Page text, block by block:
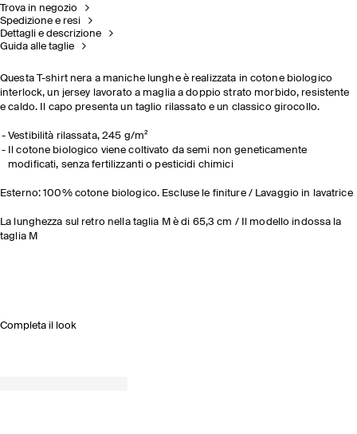
Trova in negozio
Spedizione e resi
Dettagli e descrizione
Guida alle taglie
Questa T-shirt nera a maniche lunghe è realizzata in cotone biologico
interlock, un jersey lavorato a maglia a doppio strato morbido, resistente
e caldo. Il capo presenta un taglio rilassato e un classico girocollo.
Vestibilità rilassata, 245 g/m²
Il cotone biologico viene coltivato da semi non geneticamente
modificati, senza fertilizzanti o pesticidi chimici
Esterno: 100% cotone biologico. Escluse le finiture / Lavaggio in lavatrice
La lunghezza sul retro nella taglia M è di 65,3 cm / Il modello indossa la
taglia M
Completa il look